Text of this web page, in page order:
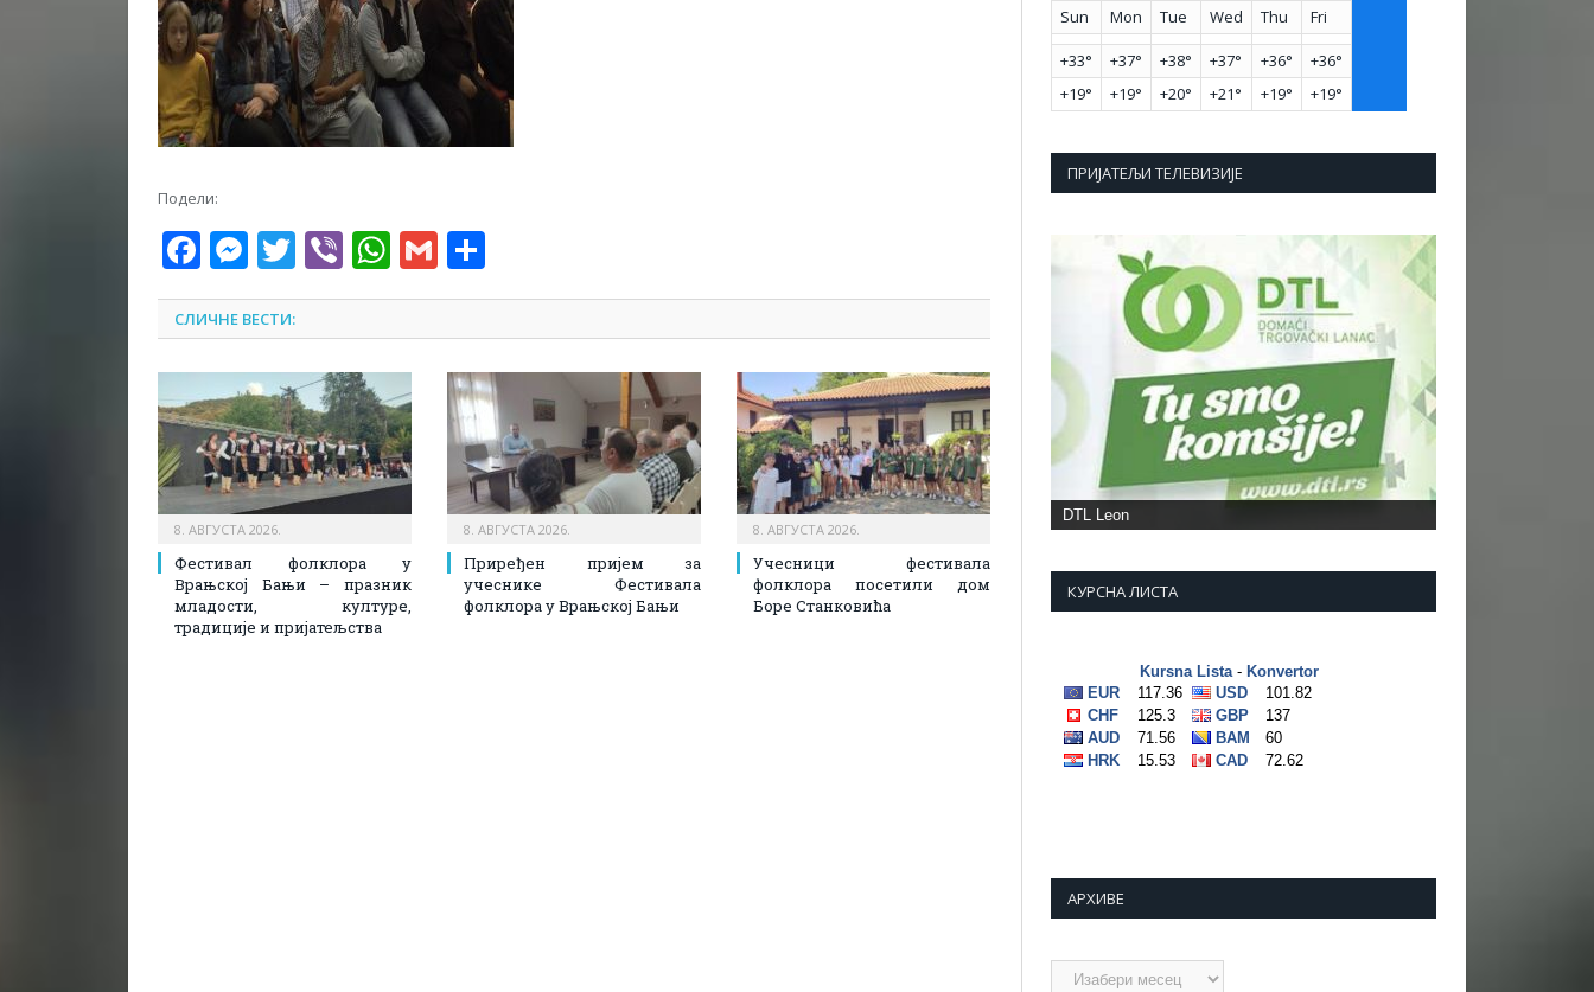
Подели:
Facebook
Messenger
Twitter
ViberWhatsApp
Gmail
СЛИЧНЕ ВЕСТИ:
8. АВГУСТА 2026.
Фестивал фолклора у
Врањској Бањи – празник
младости, културе,
традиције и пријатељства
8. АВГУСТА 2026.
Приређен пријем за
учеснике Фестивала
фолклора у Врањској Бањи
8. АВГУСТА 2026.
Учесници фестивала
фолклора посетили дом
Боре Станковића
Sun
Mon Tue Wed Thu Fri
+33° +37° +38° +37° +36° +36°
+19° +19° +20° +21° +19° +19°
ПРИЈАТЕЉИ ТЕЛЕВИЗИЈЕ
Фото: Врањска плус
КУРСНА ЛИСТА
АРХИВЕ
Архиве